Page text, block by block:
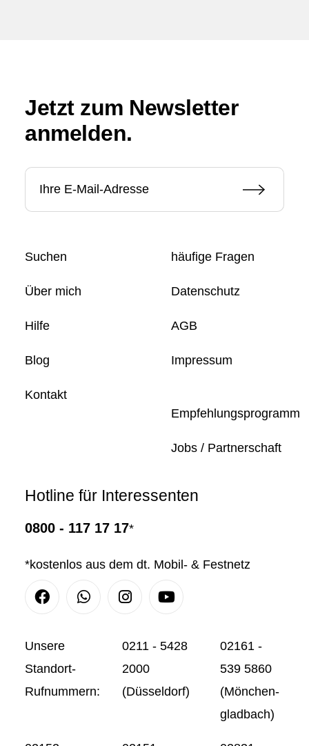
Jetzt zum Newsletter
anmelden.
Suchen
Über mich
Hilfe
Blog
Kontakt
häufige Fragen
Datenschutz
AGB
Impressum
Empfehlungsprogramm
Jobs / Partnerschaft
Hotline für Interessenten
0800 - 117 17 17*
*kostenlos aus dem dt. Mobil- & Festnetz
FacebookWhatsappInstagramYoutube
Unsere
Standort-
Rufnummern:
0211 - 5428
2000
(Düsseldorf)
02161 -
539 5860
(Mönchen-
gladbach)